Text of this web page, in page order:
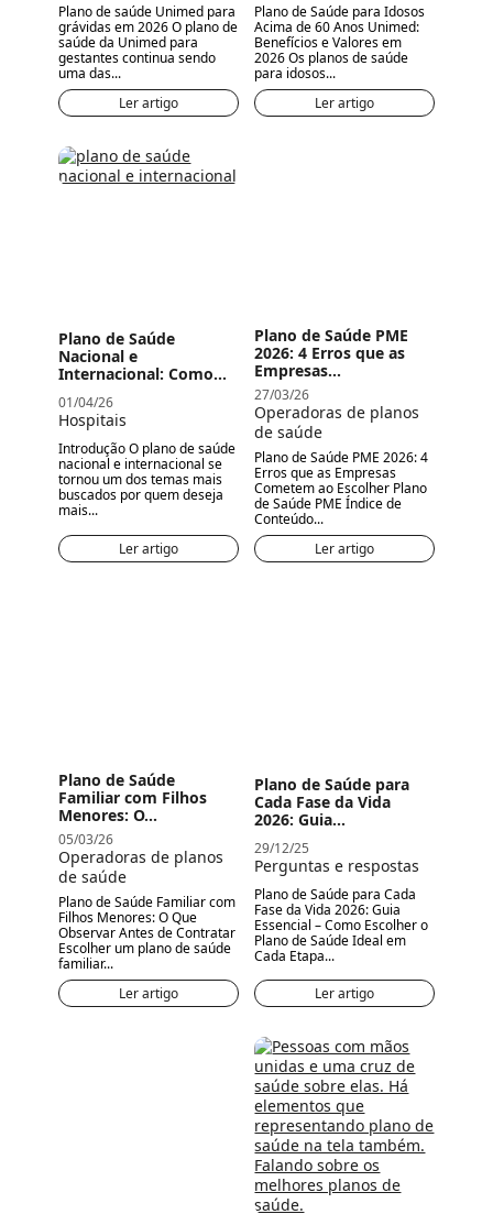
Plano de saúde Unimed para
grávidas em 2026 O plano de
saúde da Unimed para
gestantes continua sendo
uma das...
Ler artigo
Plano de Saúde para Idosos
Acima de 60 Anos Unimed:
Benefícios e Valores em
2026 Os planos de saúde
para idosos...
Ler artigo
Plano de Saúde
Nacional e
Internacional: Como...
01/04/26
Hospitais
Introdução O plano de saúde
nacional e internacional se
tornou um dos temas mais
buscados por quem deseja
mais...
Ler artigo
Plano de Saúde PME
2026: 4 Erros que as
Empresas...
27/03/26
Operadoras de planos
de saúde
Plano de Saúde PME 2026: 4
Erros que as Empresas
Cometem ao Escolher Plano
de Saúde PME Índice de
Conteúdo...
Ler artigo
Plano de Saúde
Familiar com Filhos
Menores: O...
05/03/26
Operadoras de planos
de saúde
Plano de Saúde Familiar com
Filhos Menores: O Que
Observar Antes de Contratar
Escolher um plano de saúde
familiar...
Ler artigo
Plano de Saúde para
Cada Fase da Vida
2026: Guia...
29/12/25
Perguntas e respostas
Plano de Saúde para Cada
Fase da Vida 2026: Guia
Essencial – Como Escolher o
Plano de Saúde Ideal em
Cada Etapa...
Ler artigo